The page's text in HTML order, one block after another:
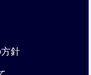
針